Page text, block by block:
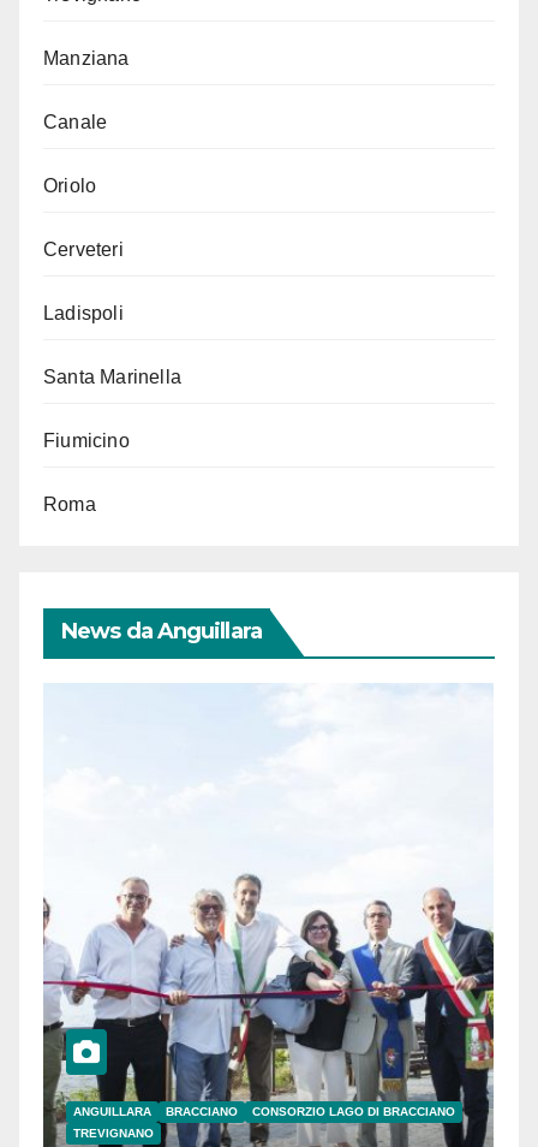
Manziana
Canale
Oriolo
Cerveteri
Ladispoli
Santa Marinella
Fiumicino
Roma
News da Anguillara
ANGUILLARA BRACCIANO
CONSORZIO LAGO DI BRACCIANO
TREVIGNANO